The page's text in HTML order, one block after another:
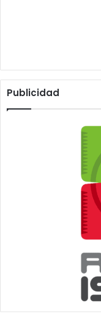
Publicidad